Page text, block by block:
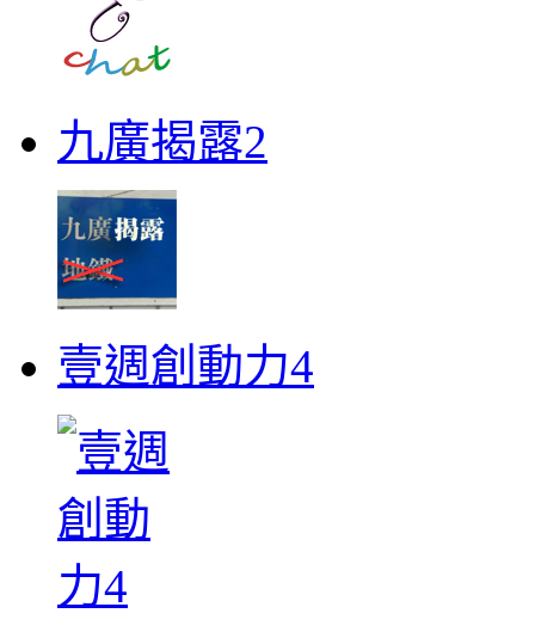
九廣揭露2
壹週創動力4